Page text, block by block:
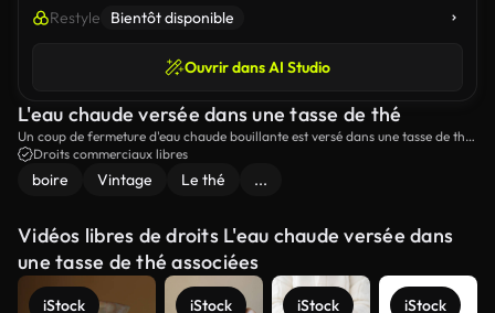
Restyle Bientôt disponible
Ouvrir dans AI Studio
L'eau chaude versée dans une tasse de thé
Un coup de fermeture d'eau chaude bouillante est versé dans une tasse de thé
à côté d'un mur de briques.
Droits commerciaux libres
boire Vintage Le thé ...
Vidéos libres de droits L'eau chaude versée dans
une tasse de thé associées
iStock iStock iStock iStock